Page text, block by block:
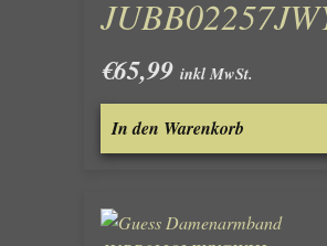
€65,99 inkl MwSt.
In den Warenkorb